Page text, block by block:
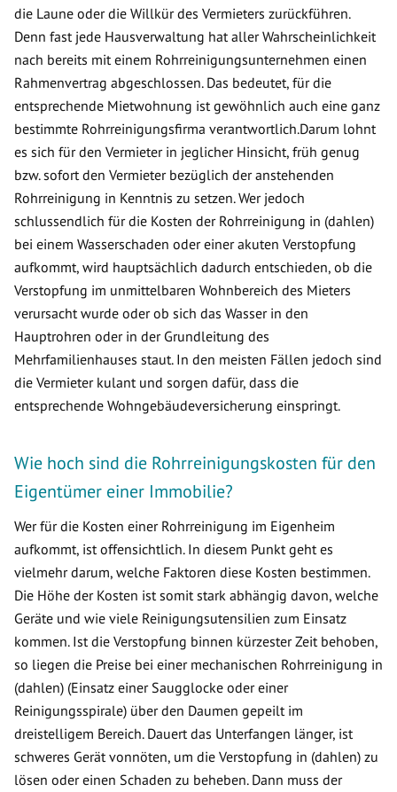
die Laune oder die Willkür des Vermieters zurückführen.
Denn fast jede Hausverwaltung hat aller Wahrscheinlichkeit
nach bereits mit einem Rohrreinigungsunternehmen einen
Rahmenvertrag abgeschlossen. Das bedeutet, für die
entsprechende Mietwohnung ist gewöhnlich auch eine ganz
bestimmte Rohrreinigungsfirma verantwortlich.Darum lohnt
es sich für den Vermieter in jeglicher Hinsicht, früh genug
bzw. sofort den Vermieter bezüglich der anstehenden
Rohrreinigung in Kenntnis zu setzen. Wer jedoch
schlussendlich für die Kosten der Rohrreinigung in (dahlen)
bei einem Wasserschaden oder einer akuten Verstopfung
aufkommt, wird hauptsächlich dadurch entschieden, ob die
Verstopfung im unmittelbaren Wohnbereich des Mieters
verursacht wurde oder ob sich das Wasser in den
Hauptrohren oder in der Grundleitung des
Mehrfamilienhauses staut. In den meisten Fällen jedoch sind
die Vermieter kulant und sorgen dafür, dass die
entsprechende Wohngebäudeversicherung einspringt.
Wie hoch sind die Rohrreinigungskosten für den
Eigentümer einer Immobilie?
Wer für die Kosten einer Rohrreinigung im Eigenheim
aufkommt, ist offensichtlich. In diesem Punkt geht es
vielmehr darum, welche Faktoren diese Kosten bestimmen.
Die Höhe der Kosten ist somit stark abhängig davon, welche
Geräte und wie viele Reinigungsutensilien zum Einsatz
kommen. Ist die Verstopfung binnen kürzester Zeit behoben,
so liegen die Preise bei einer mechanischen Rohrreinigung in
(dahlen) (Einsatz einer Saugglocke oder einer
Reinigungsspirale) über den Daumen gepeilt im
dreistelligem Bereich. Dauert das Unterfangen länger, ist
schweres Gerät vonnöten, um die Verstopfung in (dahlen) zu
lösen oder einen Schaden zu beheben. Dann muss der